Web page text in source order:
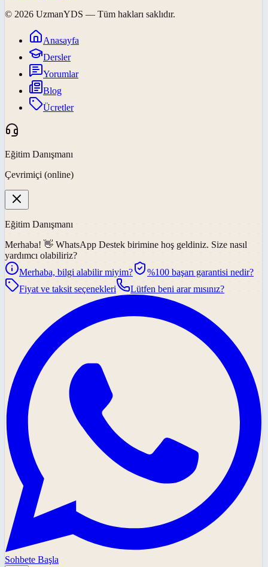
© 2026 UzmanYDS — Tüm hakları saklıdır.
Anasayfa
Dersler
Yorumlar
Blog
Ücretler
Eğitim Danışmanı
Çevrimiçi (online)
Eğitim Danışmanı
Merhaba! 👋 WhatsApp Destek birimine hoş geldiniz. Size nasıl
yardımcı olabiliriz?
Merhaba, bilgi alabilir miyim?
%100 başarı garantisi nedir?
Fiyat ve taksit seçenekleri
Lütfen beni arar mısınız?
Sohbete Başla